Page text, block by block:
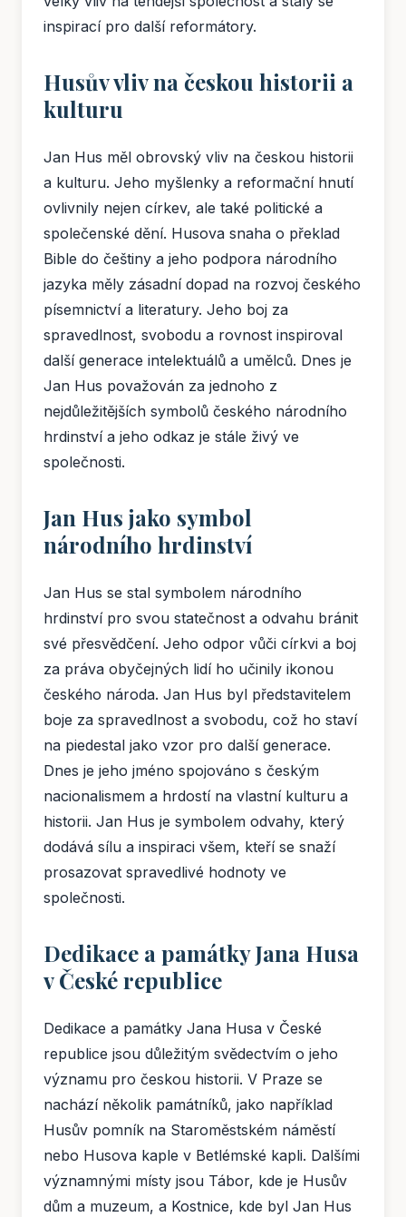
inspirací pro další reformátory.
Husův vliv na českou historii a
kulturu
Jan Hus měl obrovský vliv na českou historii
a kulturu. Jeho myšlenky a reformační hnutí
ovlivnily nejen církev, ale také politické a
společenské dění. Husova snaha o překlad
Bible do češtiny a jeho podpora národního
jazyka měly zásadní dopad na rozvoj českého
písemnictví a literatury. Jeho boj za
spravedlnost, svobodu a rovnost inspiroval
další generace intelektuálů a umělců. Dnes je
Jan Hus považován za jednoho z
nejdůležitějších symbolů českého národního
hrdinství a jeho odkaz je stále živý ve
společnosti.
Jan Hus jako symbol
národního hrdinství
Jan Hus se stal symbolem národního
hrdinství pro svou statečnost a odvahu bránit
své přesvědčení. Jeho odpor vůči církvi a boj
za práva obyčejných lidí ho učinily ikonou
českého národa. Jan Hus byl představitelem
boje za spravedlnost a svobodu, což ho staví
na piedestal jako vzor pro další generace.
Dnes je jeho jméno spojováno s českým
nacionalismem a hrdostí na vlastní kulturu a
historii. Jan Hus je symbolem odvahy, který
dodává sílu a inspiraci všem, kteří se snaží
prosazovat spravedlivé hodnoty ve
společnosti.
Dedikace a památky Jana Husa
v České republice
Dedikace a památky Jana Husa v České
republice jsou důležitým svědectvím o jeho
významu pro českou historii. V Praze se
nachází několik památníků, jako například
Husův pomník na Staroměstském náměstí
nebo Husova kaple v Betlémské kapli. Dalšími
významnými místy jsou Tábor, kde je Husův
dům a muzeum, a Kostnice, kde byl Jan Hus